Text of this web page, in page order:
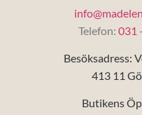
Telefon: 031
Besöksadress:
413 11
Butikens